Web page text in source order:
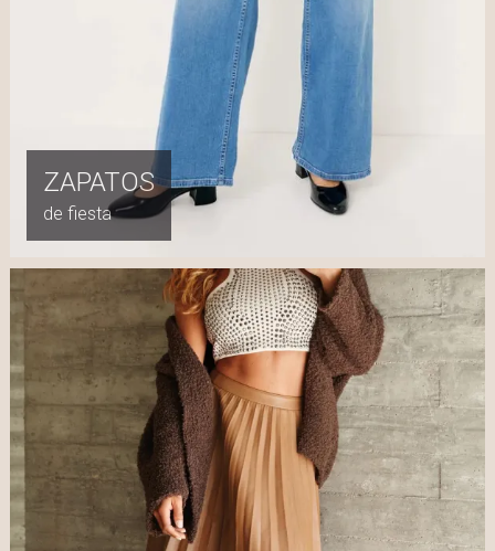
ZAPATOS
de fiesta